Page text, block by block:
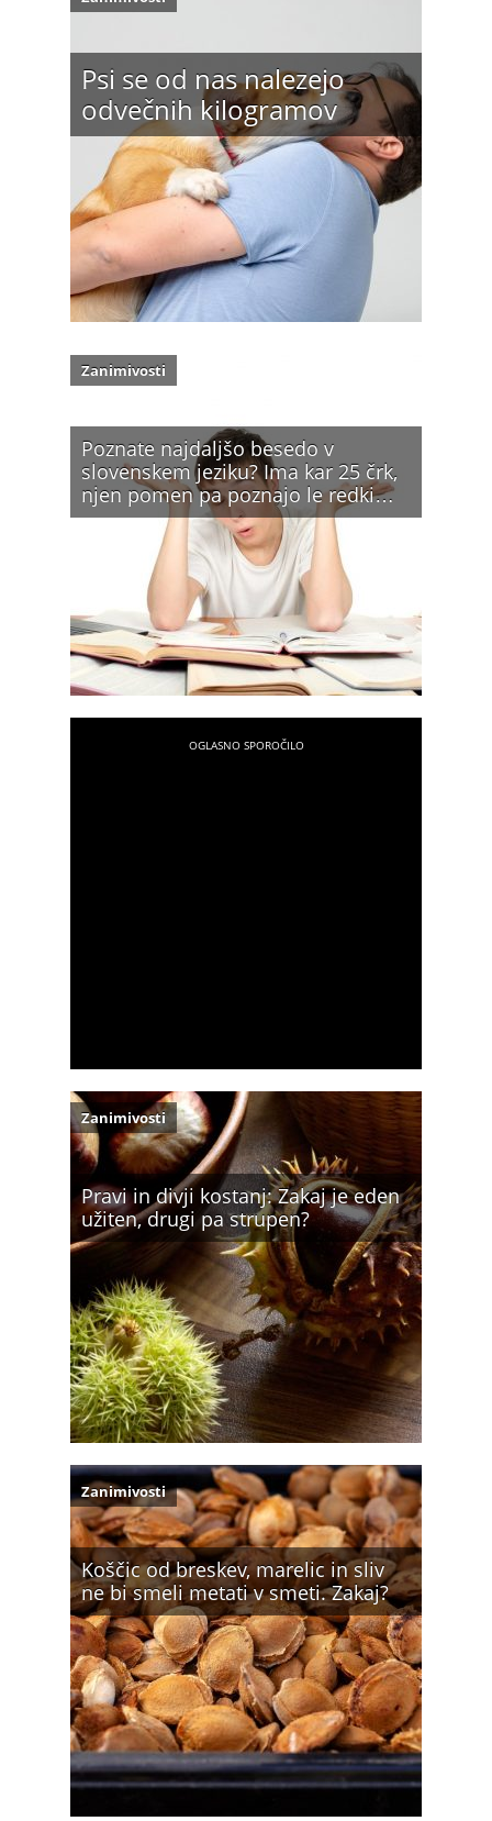
Psi se od nas nalezejo
odvečnih kilogramov
Poznate najdaljšo besedo v
slovenskem jeziku? Ima kar 25 črk,
njen pomen pa poznajo le redki…
Zanimivosti
Pravi in divji kostanj: Zakaj je eden
užiten, drugi pa strupen?
Zanimivosti
Koščic od breskev, marelic in sliv
ne bi smeli metati v smeti. Zakaj?
Zanimivosti